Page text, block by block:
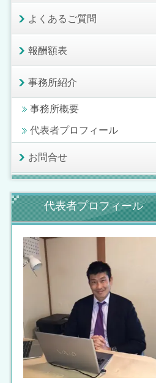
よくあるご質問
報酬額表
事務所紹介
事務所概要
代表者プロフィール
お問合せ
代表者プロフィール